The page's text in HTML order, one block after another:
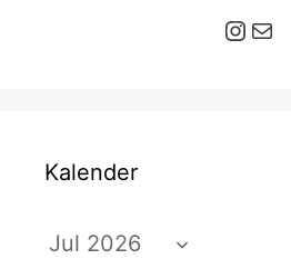
Instagram E-Mail
Kalender